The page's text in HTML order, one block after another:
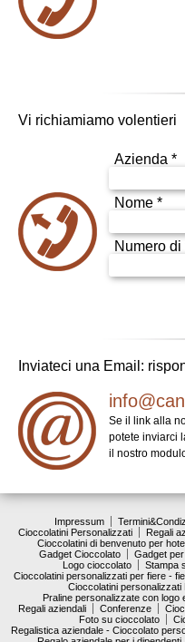
Vi richiamiamo volentieri
Azienda *
Nome *
Numero
Inviateci una Email:
Se il link alla
potete inviarci
il nostro
Impressum
Cioccolatini Personalizzati
Regali
Cioccolatini di benvenuto per
Gadget Cioccolato
Gadget
Logo cioccolato
Stampa
Cioccolatini personalizzati per fiere -
Cioccolatini personalizzati
Praline personalizzate con logo
Regali aziendali
Conferenze
Foto su cioccolato
Regalistica aziendale - Cioccolato